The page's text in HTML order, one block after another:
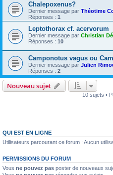
Chalepoxenus?
Dernier message par Théotime
Réponses : 1
Leptothorax cf. acervorum
Dernier message par Christian
Réponses : 10
Camponotus vagus ou
Dernier message par Julien
Réponses : 2
Nouveau sujet
10 sujets •
QUI EST EN LIGNE
Utilisateurs parcourant ce forum : Aucun
PERMISSIONS DU FORUM
Vous ne pouvez pas poster de nouveaux